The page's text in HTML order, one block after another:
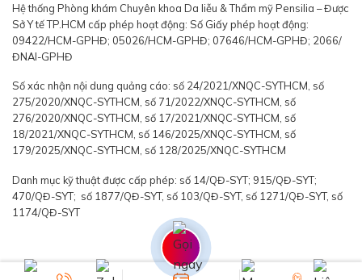
Hệ thống Phòng khám Chuyên khoa Da liễu & Thẩm mỹ Pensilia – Được
Sở Y tế TP.HCM cấp phép hoạt động: Số Giấy phép hoạt động:
09422/HCM-GPHĐ; 05026/HCM-GPHĐ; 07646/HCM-GPHĐ; 2066/
ĐNAI-GPHĐ
Số xác nhận nội dung quảng cáo: số 24/2021/XNQC-SYTHCM, số
275/2020/XNQC-SYTHCM, số 71/2022/XNQC-SYTHCM, số
276/2020/XNQC-SYTHCM, số 17/2021/XNQC-SYTHCM, số
18/2021/XNQC-SYTHCM, số 146/2025/XNQC-SYTHCM, số
179/2025/XNQC-SYTHCM, số 128/2025/XNQC-SYTHCM
Danh mục kỹ thuật được cấp phép: số 14/QĐ-SYT; 915/QĐ-SYT;
470/QĐ-SYT; số 1877/QĐ-SYT, số 103/QĐ-SYT, số 1271/QĐ-SYT, số
1174/QĐ-SYT